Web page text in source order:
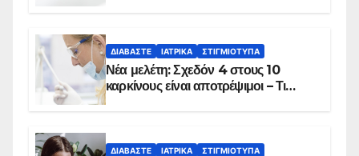
ΔΙΑΒΆΣΤΕ ΙΑΤΡΙΚΆ ΣΤΙΓΜΙΌΤΥΠΑ
Νέα μελέτη: Σχεδόν 4 στους 10
καρκίνους είναι αποτρέψιμοι – Τι
ΔΙΑΒΆΣΤΕ ΙΑΤΡΙΚΆ ΣΤΙΓΜΙΌΤΥΠΑ